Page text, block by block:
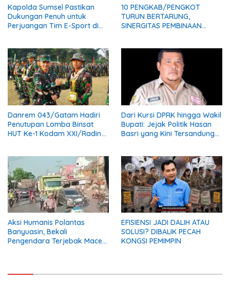
Kapolda Sumsel Pastikan
Dukungan Penuh untuk
Perjuangan Tim E-Sport di
10 PENGKAB/PENGKOT
TURUN BERTARUNG,
SINERGITAS PEMBINAAN
Danrem 043/Gatam Hadiri
Penutupan Lomba Binsat
HUT Ke-1 Kodam XXI/Radin
Dari Kursi DPRK hingga Wakil
Bupati: Jejak Politik Hasan
Basri yang Kini Tersandung
Aksi Humanis Polantas
Banyuasin, Bekali
Pengendara Terjebak Macet
EFISIENSI JADI DALIH ATAU
SOLUSI? DIBALIK PECAH
KONGSI PEMIMPIN